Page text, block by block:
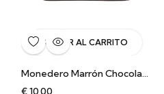
AÑADIR AL CARRITO
Monedero Marrón Chocolate De Serraje
€10,00